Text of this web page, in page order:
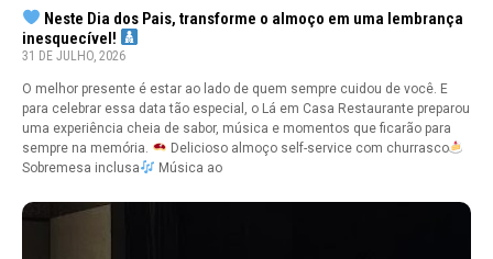
Neste Dia dos Pais, transforme o almoço em uma lembrança
inesquecível!
31 DE JULHO, 2026
O melhor presente é estar ao lado de quem sempre cuidou de você. E
para celebrar essa data tão especial, o Lá em Casa Restaurante preparou
uma experiência cheia de sabor, música e momentos que ficarão para
sempre na memória.
Delicioso almoço self-service com churrasco
Sobremesa inclusa
Música ao